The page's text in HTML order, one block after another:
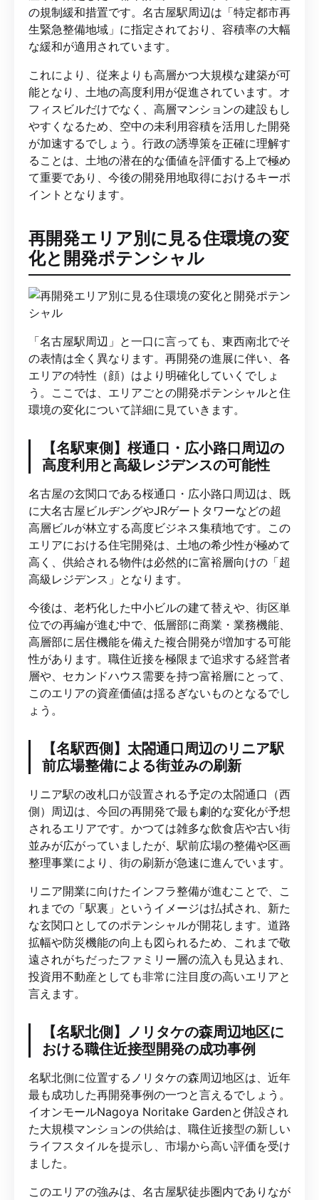
の規制緩和措置です。名古屋駅周辺は「特定都市再
生緊急整備地域」に指定されており、容積率の大幅
な緩和が適用されています。
これにより、従来よりも高層かつ大規模な建築が可
能となり、土地の高度利用が促進されています。オ
フィスビルだけでなく、高層マンションの建設もし
やすくなるため、空中の未利用容積を活用した開発
が加速するでしょう。行政の誘導策を正確に理解す
ることは、土地の潜在的な価値を評価する上で極め
て重要であり、今後の開発用地取得におけるキーポ
イントとなります。
再開発エリア別に見る住環境の変
化と開発ポテンシャル
「名古屋駅周辺」と一口に言っても、東西南北でそ
の表情は全く異なります。再開発の進展に伴い、各
エリアの特性（顔）はより明確化していくでしょ
う。ここでは、エリアごとの開発ポテンシャルと住
環境の変化について詳細に見ていきます。
【名駅東側】桜通口・広小路口周辺の
高度利用と高級レジデンスの可能性
名古屋の玄関口である桜通口・広小路口周辺は、既
に大名古屋ビルヂングやJRゲートタワーなどの超
高層ビルが林立する高度ビジネス集積地です。この
エリアにおける住宅開発は、土地の希少性が極めて
高く、供給される物件は必然的に富裕層向けの「超
高級レジデンス」となります。
今後は、老朽化した中小ビルの建て替えや、街区単
位での再編が進む中で、低層部に商業・業務機能、
高層部に居住機能を備えた複合開発が増加する可能
性があります。職住近接を極限まで追求する経営者
層や、セカンドハウス需要を持つ富裕層にとって、
このエリアの資産価値は揺るぎないものとなるでし
ょう。
【名駅西側】太閤通口周辺のリニア駅
前広場整備による街並みの刷新
リニア駅の改札口が設置される予定の太閤通口（西
側）周辺は、今回の再開発で最も劇的な変化が予想
されるエリアです。かつては雑多な飲食店や古い街
並みが広がっていましたが、駅前広場の整備や区画
整理事業により、街の刷新が急速に進んでいます。
リニア開業に向けたインフラ整備が進むことで、こ
れまでの「駅裏」というイメージは払拭され、新た
な玄関口としてのポテンシャルが開花します。道路
拡幅や防災機能の向上も図られるため、これまで敬
遠されがちだったファミリー層の流入も見込まれ、
投資用不動産としても非常に注目度の高いエリアと
言えます。
【名駅北側】ノリタケの森周辺地区に
おける職住近接型開発の成功事例
名駅北側に位置するノリタケの森周辺地区は、近年
最も成功した再開発事例の一つと言えるでしょう。
イオンモールNagoya Noritake Gardenと併設され
た大規模マンションの供給は、職住近接型の新しい
ライフスタイルを提示し、市場から高い評価を受け
ました。
このエリアの強みは、名古屋駅徒歩圏内でありなが